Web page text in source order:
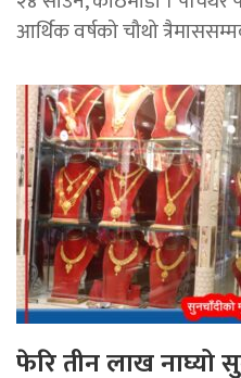
आर्थिक वर्षको चौथो
फेरि तीन लाख